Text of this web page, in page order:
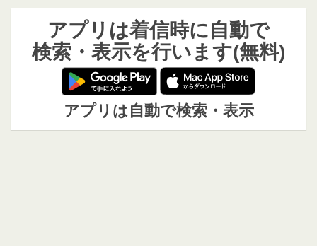
アプリは着信時に自動で
検索・表示を行います(無料)
アプリは自動で検索・表示